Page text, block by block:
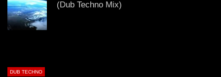
(Dub Techno Mix)
DUB TECHNO